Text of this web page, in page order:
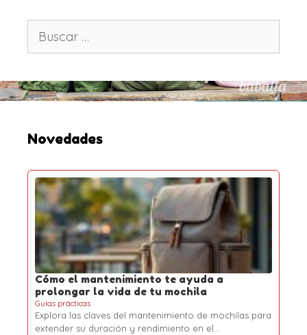
í
a
a
c
a
:Novedades
Cómo el mantenimiento te ayuda a
prolongar la vida de tu mochila
Guías prácticas
Explora las claves del mantenimiento de mochilas para
extender su duración y rendimiento en el…